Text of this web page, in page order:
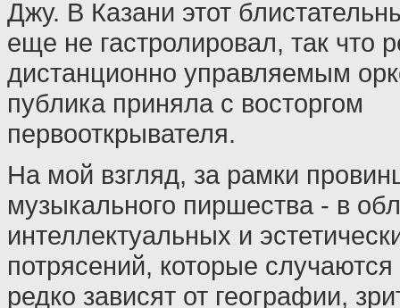
Джу. В Казани этот
еще не гастролировал, так что
дистанционно управляемым
публика приняла с восторгом
первооткрывателя.
На мой взгляд, за рамки
музыкального пиршества - в
интеллектуальных и
потрясений, которые
редко зависят от географии,